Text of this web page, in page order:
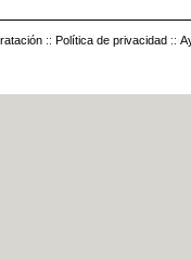
:: Política de privacidad ::